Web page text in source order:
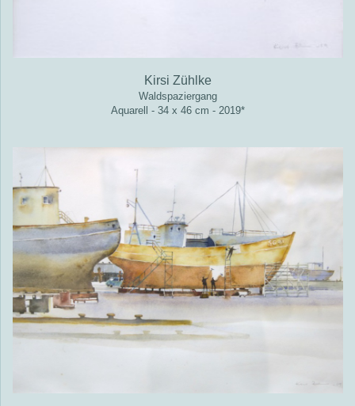
Kirsi Zühlke
Waldspaziergang
Aquarell - 34 x 46 cm - 2019*